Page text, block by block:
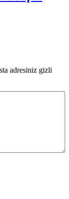
adresiniz gizli